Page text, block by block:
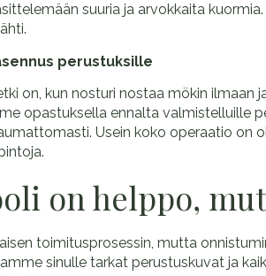
suuria ja arvokkaita
perustuksille
on, kun nosturi nostaa mökin ilmaan
opastuksella ennalta valmistelluille
Usein koko operaatio on
on helppo,
toimitusprosessin, mutta
sinulle tarkat perustuskuvat ja